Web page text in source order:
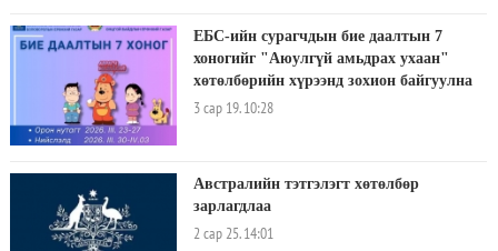
Толстой, Достоевскийн бүрэн түүврүүдийг япон хэлээр гаргасан
ЕБС-ийн сурагчдын бие даалтын 7
хоногийг "Аюулгүй амьдрах ухаан"
хөтөлбөрийн хүрээнд зохион байгуулна
3 сар 19. 10:28
Австралийн тэтгэлэгт хөтөлбөр
зарлагдлаа
2 сар 25. 14:01